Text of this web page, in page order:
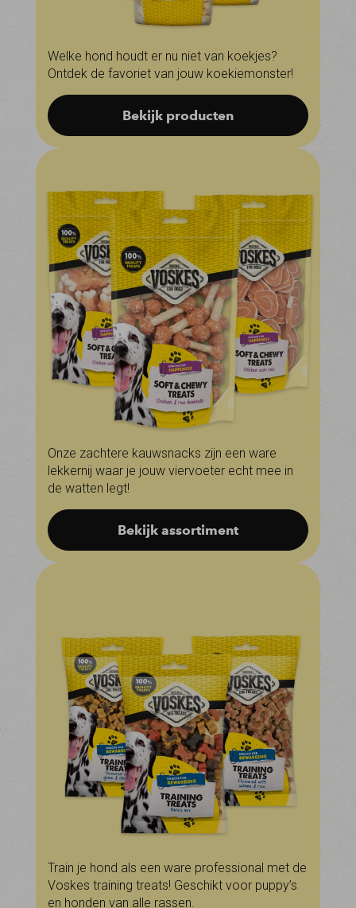
Welke hond houdt er nu niet van koekjes?
Ontdek de favoriet van jouw koekiemonster!
Bekijk producten
Onze zachtere kauwsnacks zijn een ware
lekkernij waar je jouw viervoeter echt mee in
de watten legt!
Bekijk assortiment
Train je hond als een ware professional met de
Voskes training treats! Geschikt voor puppy’s
en honden van alle rassen.